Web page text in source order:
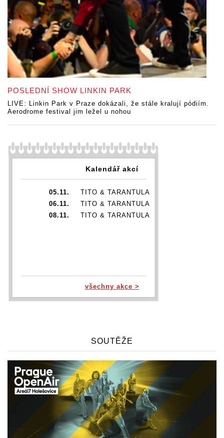
POSLEDNÍ SHOW LINKIN PARK
LIVE: Linkin Park v Praze dokázali, že stále kralují pódiím.
Aerodrome festival jim ležel u nohou
Kalendář akcí
05.11.
TITO & TARANTULA
06.11.
TITO & TARANTULA
08.11.
TITO & TARANTULA
všechny akce >
SOUTĚŽE